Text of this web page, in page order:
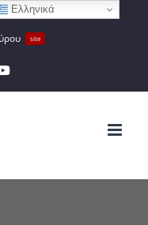
info@keaimsyrou.gr
site
YouTube
Ελληνικά